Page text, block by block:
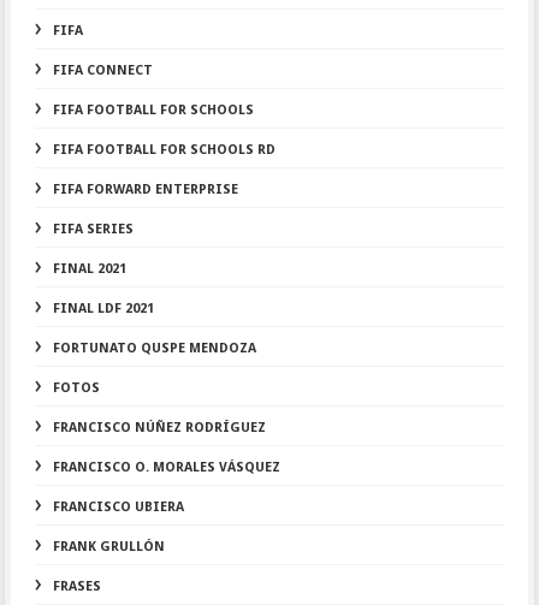
FIFA
FIFA CONNECT
FIFA FOOTBALL FOR SCHOOLS
FIFA FOOTBALL FOR SCHOOLS RD
FIFA FORWARD ENTERPRISE
FIFA SERIES
FINAL 2021
FINAL LDF 2021
FORTUNATO QUSPE MENDOZA
FOTOS
FRANCISCO NÚÑEZ RODRÍGUEZ
FRANCISCO O. MORALES VÁSQUEZ
FRANCISCO UBIERA
FRANK GRULLÓN
FRASES